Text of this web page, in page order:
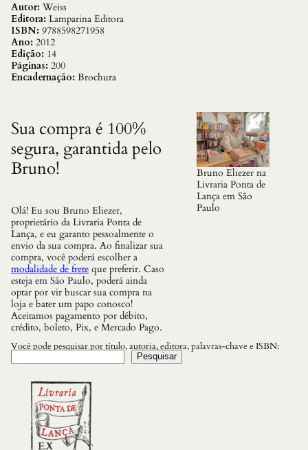
Autor: Weiss
Editora: Lamparina Editora
ISBN: 9788598271958
Ano: 2012
Edição: 14
Páginas: 200
Encadernação: Brochura
Sua compra é 100%
segura, garantida pelo
Bruno!
Olá! Eu sou Bruno Eliezer,
proprietário da Livraria Ponta de
Lança, e eu garanto pessoalmente o
envio da sua compra. Ao finalizar sua
compra, você poderá escolher a
modalidade de frete que preferir. Caso
esteja em São Paulo, poderá ainda
optar por vir buscar sua compra na
loja e bater um papo conosco!
Aceitamos pagamento por débito,
crédito, boleto, Pix, e Mercado Pago.
Bruno Eliezer na
Livraria Ponta de
Lança em São
Paulo
Você pode pesquisar por título, autoria, editora, palavras-chave e ISBN:
Pesquisar